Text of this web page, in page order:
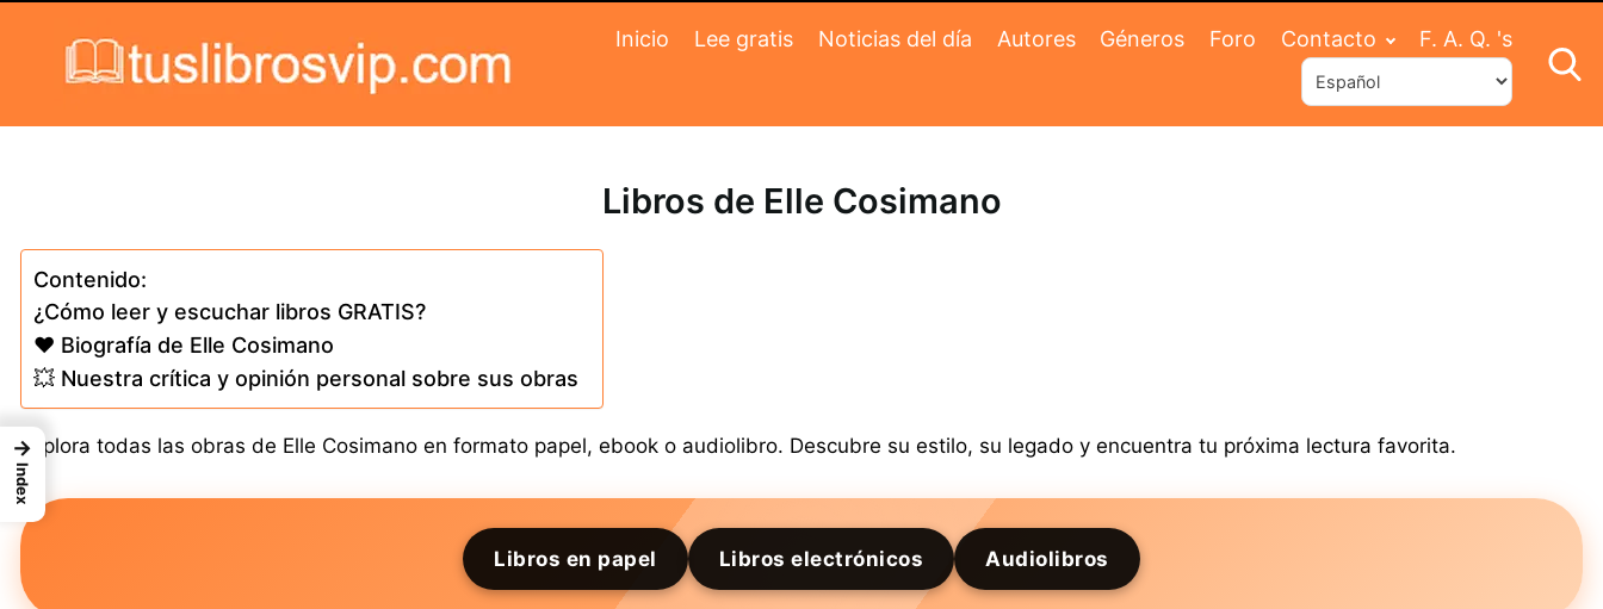
Inicio Lee gratis Noticias del día Autores Géneros Foro Contacto F. A. Q. 's
Libros de Elle Cosimano
Contenido:
¿Cómo leer y escuchar libros GRATIS?
❤️ Biografía de Elle Cosimano
💥 Nuestra crítica y opinión personal sobre sus obras
Explora todas las obras de Elle Cosimano en formato papel, ebook o audiolibro. Descubre su estilo, su legado y encuentra tu próxima lectura favorita.
Libros en papel Libros electrónicos Audiolibros
→
Index